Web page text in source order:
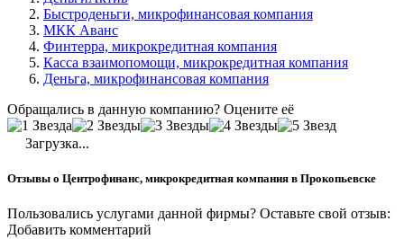
Быстроденьги, микрофинансовая компания
МКК Аванс
Финтерра, микрокредитная компания
Касса взаимопомощи, микрокредитная компания
Деньга, микрофинансовая компания
Обращались в данную компанию? Оцените её
Загрузка...
Отзывы о Центрофинанс, микрокредитная компания в Прокопьевске
Пользовались услугами данной фирмы? Оставьте свой отзыв:
Добавить комментарий